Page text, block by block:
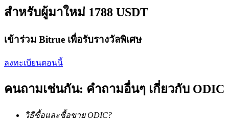
คู่มือเริ่มต้นฟิวเจอร์ส
กลยุทธ์การซื้อขาย
สำหรับผู้มาใหม่ 1788 USDT
เข้าร่วม Bitrue เพื่อรับรางวัลพิเศษ
ลงทะเบียนตอนนี้
คนถามเช่นกัน: คำถามอื่นๆ เกี่ยวกับ ODIC
วิธีซื้อและซื้อขาย ODIC?